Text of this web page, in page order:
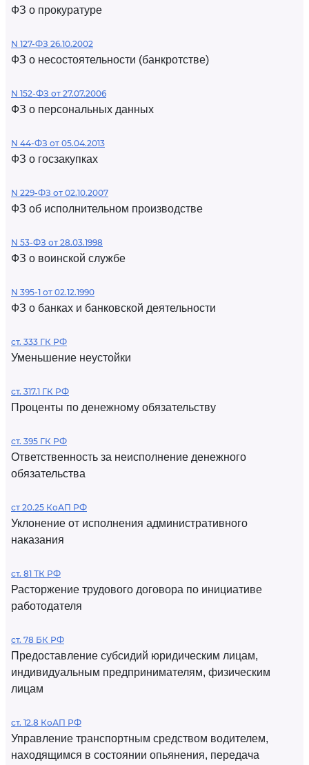
ФЗ о прокуратуре
N 127-ФЗ 26.10.2002
ФЗ о несостоятельности (банкротстве)
N 152-ФЗ от 27.07.2006
ФЗ о персональных данных
N 44-ФЗ от 05.04.2013
ФЗ о госзакупках
N 229-ФЗ от 02.10.2007
ФЗ об исполнительном производстве
N 53-ФЗ от 28.03.1998
ФЗ о воинской службе
N 395-1 от 02.12.1990
ФЗ о банках и банковской деятельности
ст. 333 ГК РФ
Уменьшение неустойки
ст. 317.1 ГК РФ
Проценты по денежному обязательству
ст. 395 ГК РФ
Ответственность за неисполнение денежного
обязательства
ст 20.25 КоАП РФ
Уклонение от исполнения административного
наказания
ст. 81 ТК РФ
Расторжение трудового договора по инициативе
работодателя
ст. 78 БК РФ
Предоставление субсидий юридическим лицам,
индивидуальным предпринимателям, физическим
лицам
ст. 12.8 КоАП РФ
Управление транспортным средством водителем,
находящимся в состоянии опьянения, передача